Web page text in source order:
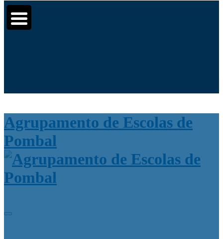
Moodle
SIGE3
Agrupamento de Escolas de
Pombal